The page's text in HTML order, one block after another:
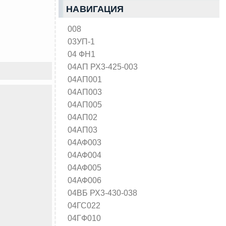
НАВИГАЦИЯ
008
03УП-1
04 ФН1
04АП РХ3-425-003
04АП001
04АП003
04АП005
04АП02
04АП03
04АФ003
04АФ004
04АФ005
04АФ006
04ВБ РХ3-430-038
04ГС022
04ГФ010